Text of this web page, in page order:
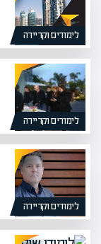
לימודים וקריירה
לימודים וקריירה
לימודים וקריירה